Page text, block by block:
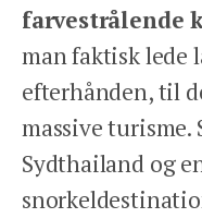
farvestrålende
man faktisk lede
efterhånden, til
massive turisme.
Sydthailand og